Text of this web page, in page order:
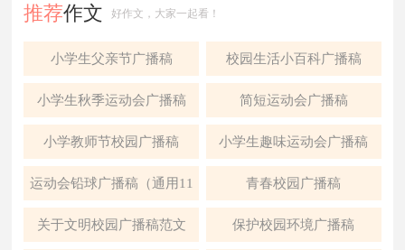
推荐作文 好作文，大家一起看！
小学生父亲节广播稿 校园生活小百科广播稿
小学生秋季运动会广播稿 简短运动会广播稿
小学教师节校园广播稿 小学生趣味运动会广播稿
运动会铅球广播稿（通用11
篇）
青春校园广播稿
关于文明校园广播稿范文 保护校园环境广播稿